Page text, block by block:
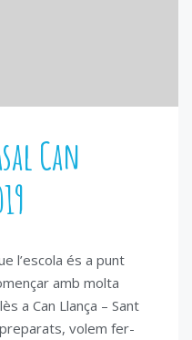
Can
l’escola és a punt
amb molta
a Can Llança – Sant
preparats, volem fer-